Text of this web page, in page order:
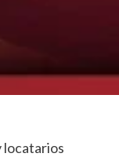
locatarios